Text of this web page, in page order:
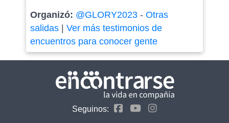
Organizó: @GLORY2023- Otras
salidas| Ver más testimonios de
encuentros para conocer gente
Seguinos: